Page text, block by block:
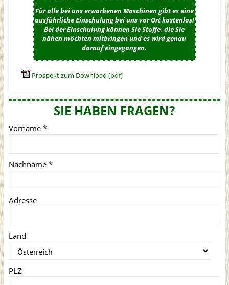
Für alle bei uns erworbenen Maschinen gibt es eine
ausführliche Einschulung bei uns vor Ort kostenlos!
Bei der Einschulung können Sie Stoffe, die Sie
nähen möchten mitbringen und es wird genau
darauf eingegangen.
Prospekt zum Download (pdf)
SIE HABEN FRAGEN?
Vorname *
Nachname *
Adresse
Land
PLZ